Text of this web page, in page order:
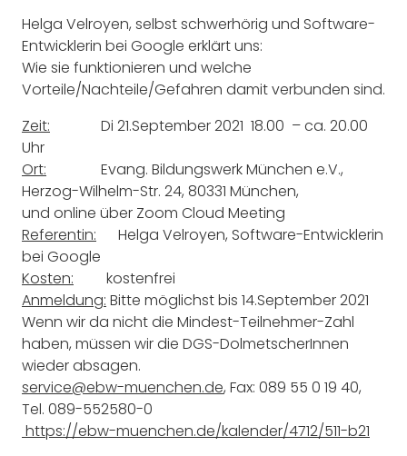
Helga Velroyen, selbst schwerhörig und Software-
Entwicklerin bei Google erklärt uns:
Wie sie funktionieren und welche
Vorteile/Nachteile/Gefahren damit verbunden sind.
Zeit: Di 21.September 2021 18.00 – ca. 20.00
Uhr
Ort: Evang. Bildungswerk München e.V.,
Herzog-Wilhelm-Str. 24, 80331 München,
und online über Zoom Cloud Meeting
Referentin: Helga Velroyen, Software-Entwicklerin
bei Google
Kosten: kostenfrei
Anmeldung: Bitte möglichst bis 14.September 2021
Wenn wir da nicht die Mindest-Teilnehmer-Zahl
haben, müssen wir die DGS-DolmetscherInnen
wieder absagen.
service@ebw-muenchen.de, Fax: 089 55 0 19 40,
Tel. 089-552580-0
https://ebw-muenchen.de/kalender/4712/511-b21